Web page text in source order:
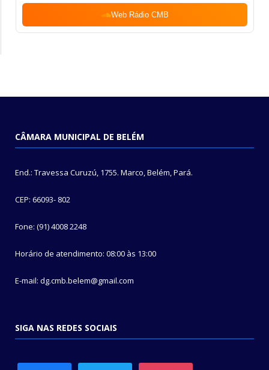
Web Rádio CMB
CÂMARA MUNICIPAL DE BELÉM
End.: Travessa Curuzú, 1755. Marco, Belém, Pará.
CEP: 66093- 802
Fone: (91) 4008 2248
Horário de atendimento: 08:00 às 13:00
E-mail: dg.cmb.belem@gmail.com
SIGA NAS REDES SOCIAIS